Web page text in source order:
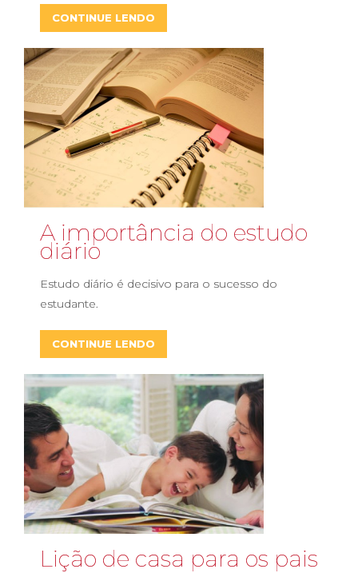
CONTINUE LENDO
A importância do estudo
diário
Estudo diário é decisivo para o sucesso do
estudante.
CONTINUE LENDO
Lição de casa para os pais